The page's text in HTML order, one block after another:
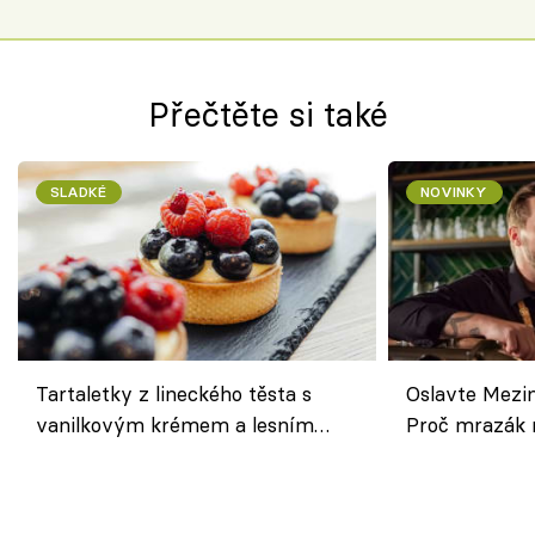
Přečtěte si také
SLADKÉ
Tartaletky z lineckého těsta s
vanilkovým krémem a lesním
NOVINKY
Oslavte
Proč